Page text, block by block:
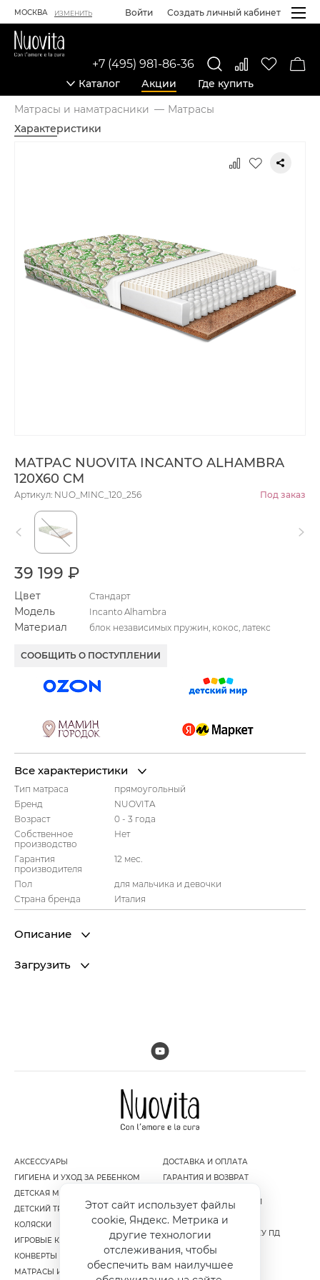
МОСКВА ИЗМЕНИТЬ Войти Создать личный кабинет
Каталог Акции Где купить
+7 (495) 981-86-36
Матрасы и наматрасники
Матрасы
Характеристики
МАТРАС NUOVITA INCANTO ALHAMBRA
120Х60 СМ
Артикул: NUO_MINC_120_256 Под заказ
39 199 ₽
Цвет Стандарт
Модель Incanto Alhambra
Материал блок независимых пружин, кокос, латекс
СООБЩИТЬ О ПОСТУПЛЕНИИ
Все характеристики
Тип матраса
прямоугольный
Бренд
NUOVITA
Возраст
0 - 3 года
Собственное
производство
Нет
Гарантия
производителя
12 мес.
Пол
для мальчика и девочки
Страна бренда
Италия
Описание
Загрузить
АКСЕССУАРЫ
ГИГИЕНА И УХОД ЗА РЕБЕНКОМ
ДЕТСКАЯ МЕБЕЛЬ
ДЕТСКИЙ ТРАНСПОРТ
КОЛЯСКИ
ИГРОВЫЕ КОМПЛЕКСЫ
КОНВЕРТЫ И МУФТЫ
МАТРАСЫ И НАМАТРАСНИКИ
ДОСТАВКА И ОПЛАТА
ГАРАНТИЯ И ВОЗВРАТ
КОНФИДЕНЦИАЛЬНОСТИ
ПУБЛИЧНАЯ ОФЕРТА
СОГЛАСИЕ НА ОБРАБОТКУ ПД
Этот сайт использует файлы
cookie, Яндекс. Метрика и
другие технологии
отслеживания, чтобы
обеспечить вам наилучшее